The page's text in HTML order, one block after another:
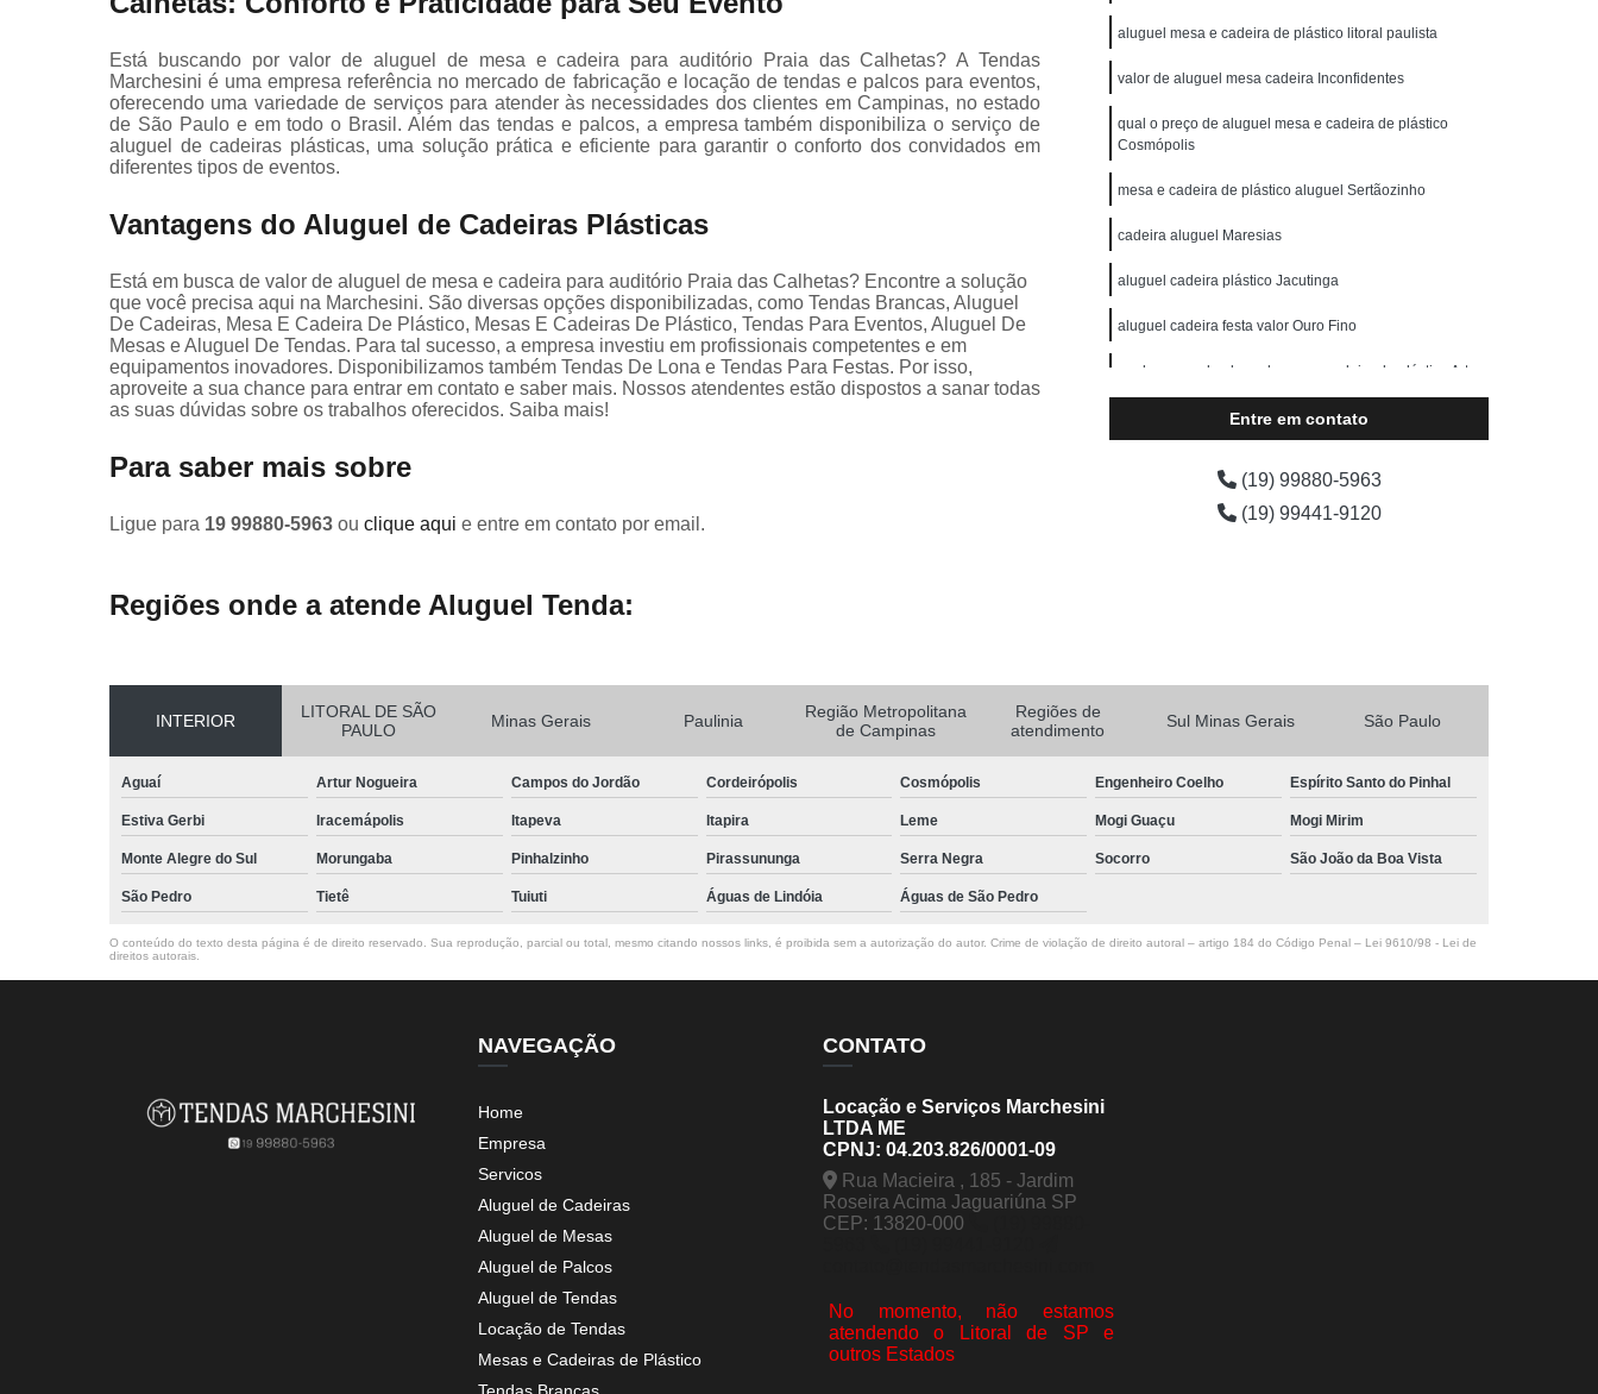
Está buscando por valor de aluguel de mesa e cadeira para auditório Praia das Calhetas? A Tendas
Marchesini é uma empresa referência no mercado de fabricação e locação de tendas e palcos para eventos,
oferecendo uma variedade de serviços para atender às necessidades dos clientes em Campinas, no estado
de São Paulo e em todo o Brasil. Além das tendas e palcos, a empresa também disponibiliza o serviço de
aluguel de cadeiras plásticas, uma solução prática e eficiente para garantir o conforto dos convidados em
diferentes tipos de eventos.
Vantagens do Aluguel de Cadeiras Plásticas
Está em busca de valor de aluguel de mesa e cadeira para auditório Praia das Calhetas? Encontre a solução
que você precisa aqui na Marchesini. São diversas opções disponibilizadas, como Tendas Brancas, Aluguel
De Cadeiras, Mesa E Cadeira De Plástico, Mesas E Cadeiras De Plástico, Tendas Para Eventos, Aluguel De
Mesas e Aluguel De Tendas. Para tal sucesso, a empresa investiu em profissionais competentes e em
equipamentos inovadores. Disponibilizamos também Tendas De Lona e Tendas Para Festas. Por isso,
aproveite a sua chance para entrar em contato e saber mais. Nossos atendentes estão dispostos a sanar todas
as suas dúvidas sobre os trabalhos oferecidos. Saiba mais!
Para saber mais sobre
Ligue para 19 99880-5963 ou clique aqui e entre em contato por email.
aluguel mesa e cadeira de plástico litoral paulista
valor de aluguel mesa cadeira Inconfidentes
qual o preço de aluguel mesa e cadeira de plástico
Cosmópolis
mesa e cadeira de plástico aluguel Sertãozinho
cadeira aluguel Maresias
aluguel cadeira plástico Jacutinga
aluguel cadeira festa valor Ouro Fino
qual o preço de aluguel mesa e cadeira de plástico Artur
Entre em contato
(19) 99880-5963
(19) 99441-9120
Regiões onde a atende Aluguel Tenda:
INTERIOR
LITORAL DE SÃO
PAULO
Minas Gerais Paulinia
Região Metropolitana
de Campinas
Regiões de
atendimento
Sul Minas Gerais São Paulo
Aguaí Artur Nogueira Campos do Jordão Cordeirópolis Cosmópolis Engenheiro Coelho Espírito Santo do Pinhal
Estiva Gerbi Iracemápolis Itapeva Itapira Leme Mogi Guaçu Mogi Mirim
Monte Alegre do Sul Morungaba Pinhalzinho Pirassununga Serra Negra Socorro São João da Boa Vista
São Pedro Tietê Tuiuti Águas de Lindóia Águas de São Pedro
O conteúdo do texto desta página é de direito reservado. Sua reprodução, parcial ou total, mesmo citando nossos links, é proibida sem a autorização do autor. Crime de violação de direito autoral – artigo 184 do Código Penal – Lei 9610/98 - Lei de
direitos autorais
NAVEGAÇÃO
Home
Empresa
Servicos
Aluguel de Cadeiras
Aluguel de Mesas
Aluguel de Palcos
Aluguel de Tendas
Locação de Tendas
Mesas e Cadeiras de Plástico
CONTATO
Locação e Serviços Marchesini
LTDA ME
CPNJ: 04.203.826/0001-09
Rua Macieira , 185 - Jardim
Roseira Acima Jaguariúna SP
CEP: 13820-000
No momento, não estamos
atendendo o Litoral de SP e
outros Estados